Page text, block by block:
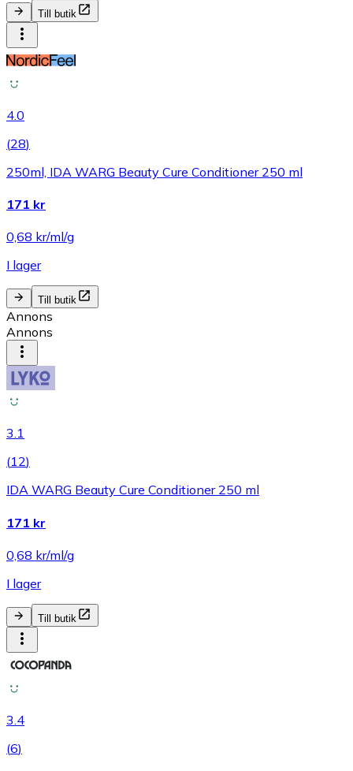
Till butik
4.0
(28)
250ml, IDA WARG Beauty Cure Conditioner 250 ml
171 kr
0,68 kr/ml/g
I lager
Till butik
Annons
Annons
3.1
(12)
IDA WARG Beauty Cure Conditioner 250 ml
171 kr
0,68 kr/ml/g
I lager
Till butik
3.4
(6)